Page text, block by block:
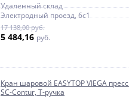
Удаленный склад
Электродный проезд, 6с1
17 138,00 руб.
5 484,16 руб.
Кран шаровой EASYTOP VIEGA
SC-Contur, Т-ручка